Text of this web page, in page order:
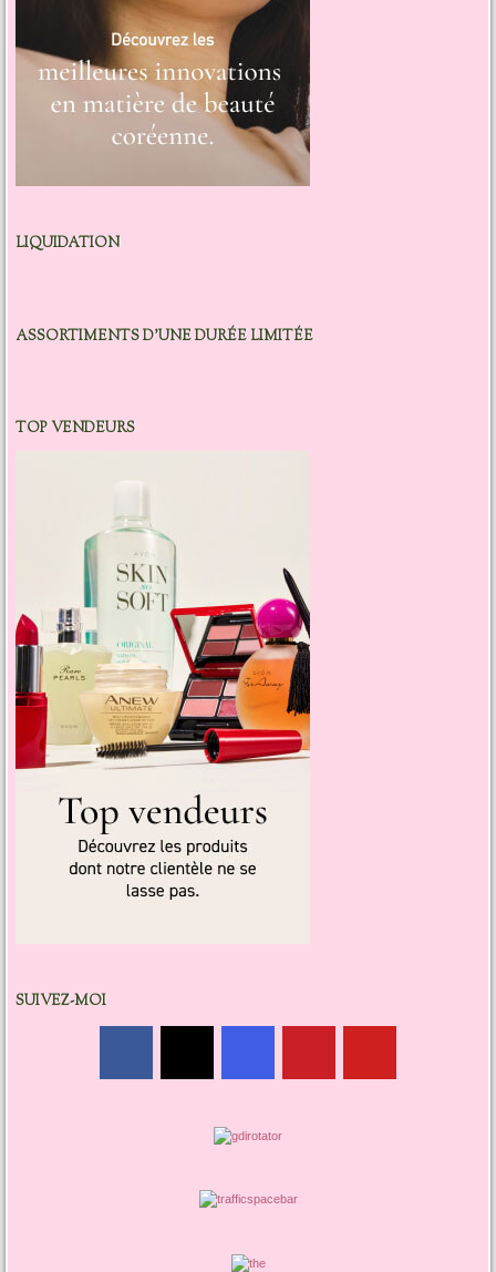
LIQUIDATION
ASSORTIMENTS D’UNE DURÉE LIMITÉE
TOP VENDEURS
SUIVEZ-MOI